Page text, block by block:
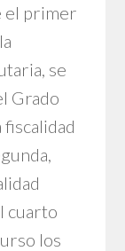
el primer
se
Grado
fiscalidad
cuarto
los